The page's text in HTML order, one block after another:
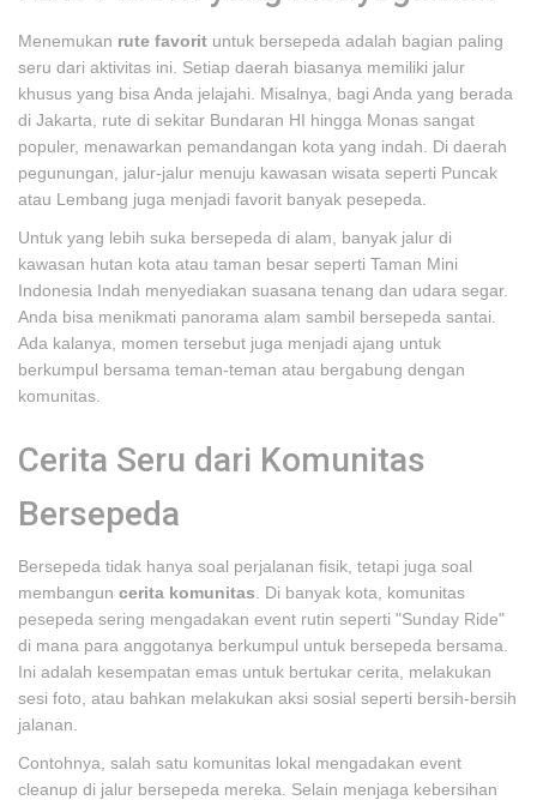
Menemukan rute favorit untuk bersepeda adalah bagian paling
seru dari aktivitas ini. Setiap daerah biasanya memiliki jalur
khusus yang bisa Anda jelajahi. Misalnya, bagi Anda yang berada
di Jakarta, rute di sekitar Bundaran HI hingga Monas sangat
populer, menawarkan pemandangan kota yang indah. Di daerah
pegunungan, jalur-jalur menuju kawasan wisata seperti Puncak
atau Lembang juga menjadi favorit banyak pesepeda.
Untuk yang lebih suka bersepeda di alam, banyak jalur di
kawasan hutan kota atau taman besar seperti Taman Mini
Indonesia Indah menyediakan suasana tenang dan udara segar.
Anda bisa menikmati panorama alam sambil bersepeda santai.
Ada kalanya, momen tersebut juga menjadi ajang untuk
berkumpul bersama teman-teman atau bergabung dengan
komunitas.
Cerita Seru dari Komunitas
Bersepeda
Bersepeda tidak hanya soal perjalanan fisik, tetapi juga soal
membangun cerita komunitas . Di banyak kota, komunitas
pesepeda sering mengadakan event rutin seperti "Sunday Ride"
di mana para anggotanya berkumpul untuk bersepeda bersama.
Ini adalah kesempatan emas untuk bertukar cerita, melakukan
sesi foto, atau bahkan melakukan aksi sosial seperti bersih-bersih
jalanan.
Contohnya, salah satu komunitas lokal mengadakan event
cleanup di jalur bersepeda mereka. Selain menjaga kebersihan